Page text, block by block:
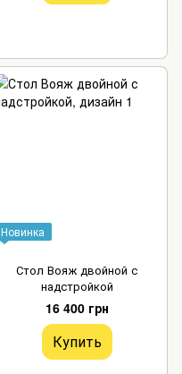
Новинка
Стол Вояж двойной с
надстройкой
16 400 грн
Купить